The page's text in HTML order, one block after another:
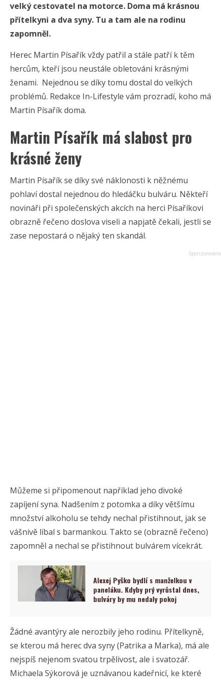
velký cestovatel na motorce. Doma má krásnou
přítelkyni a dva syny. Tu a tam ale na rodinu
zapomněl.
Herec Martin Písařík vždy patřil a stále patří k těm
hercům, kteří jsou neustále obletováni krásnými
ženami. Nejednou se díky tomu dostal do velkých
problémů. Redakce In-Lifestyle vám prozradí, koho má
Martin Písařík doma.
Martin Písařík má slabost pro
krásné ženy
Martin Písařík se díky své náklonosti k něžnému
pohlaví dostal nejednou do hledáčku bulváru. Někteří
novináři při společenských akcích na herci Písaříkovi
obrazně řečeno doslova viseli a napjatě čekali, jestli se
zase nepostará o nějaký ten skandál.
Můžeme si připomenout například jeho divoké
zapíjení syna. Nadšením z potomka a díky většímu
množství alkoholu se tehdy nechal přistihnout, jak se
vášnivě líbal s barmankou. Takto se (obrazně řečeno)
zapomněl a nechal se přistihnout bulvárem vícekrát.
Alexej Pyško bydlí s manželkou v
paneláku. Kdyby prý vyrůstal dnes,
bulváry by mu nedaly pokoj
Žádné avantýry ale nerozbily jeho rodinu. Přítelkyně,
se kterou má herec dva syny (Patrika a Marka), má ale
nejspíš nejenom svatou trpělivost, ale i svatozář.
Michaela Sýkorová je uznávanou kadeřnicí, ke které